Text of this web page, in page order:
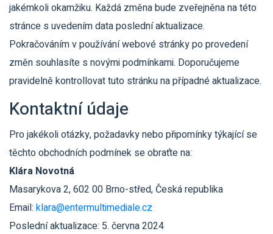
jakémkoli okamžiku. Každá změna bude zveřejněna na této
stránce s uvedením data poslední aktualizace.
Pokračováním v používání webové stránky po provedení
změn souhlasíte s novými podmínkami. Doporučujeme
pravidelně kontrollovat tuto stránku na případné aktualizace.
Kontaktní údaje
Pro jakékoli otázky, požadavky nebo připomínky týkající se
těchto obchodních podmínek se obraťte na:
Klára Novotná
Masarykova 2, 602 00 Brno-střed, Česká republika
Email: klara@entermultimediale.cz
Poslední aktualizace: 5. června 2024